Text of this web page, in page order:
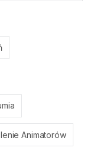
Animatorów